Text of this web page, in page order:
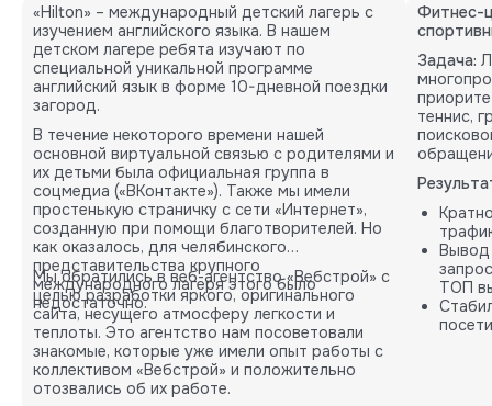
«Hilton» – международный детский лагерь с
изучением английского языка. В нашем
детском лагере ребята изучают по
специальной уникальной программе
английский язык в форме 10-дневной поездки
загород.
В течение некоторого времени нашей
основной виртуальной связью с родителями и
их детьми была официальная группа в
соцмедиа («ВКонтакте»). Также мы имели
простенькую страничку с сети «Интернет»,
созданную при помощи благотворителей. Но
как оказалось, для челябинского
представительства крупного
международного лагеря этого было
недостаточно.
Мы обратились в веб-агентство «Вебстрой» с
целью разработки яркого, оригинального
сайта, несущего атмосферу легкости и
теплоты. Это агентство нам посоветовали
знакомые, которые уже имели опыт работы с
коллективом «Вебстрой» и положительно
отозвались об их работе.
Фитнес-
Задача:
теннис,
ТОП